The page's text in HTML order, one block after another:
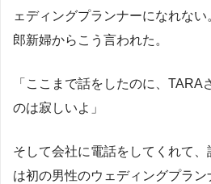
ェディングプランナーになれな
郎新婦からこう言われた。
「ここまで話をしたのに、
のは寂しいよ」
そして会社に電話をしてくれて
は初の男性のウェディングプラ